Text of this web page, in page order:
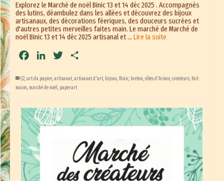
Explorez le Marché de noël Binic 13 et 14 déc 2025 . Accompagnés
des lutins, déambulez dans les allées et découvrez des bijoux
artisanaux, des décorations féeriques, des douceurs sucrées et
d'autres petites merveilles faites main. Le marché de Marché de
noël Binic 13 et 14 déc 2025 artisanal et … Lire la suite
FacebookLinkedInTwitter
22,art du papier,artisanat,artisanat d'art, bijoux, Binic, breton,côtes d'Armor,createurs,fait
mains, marché de noël, paperart